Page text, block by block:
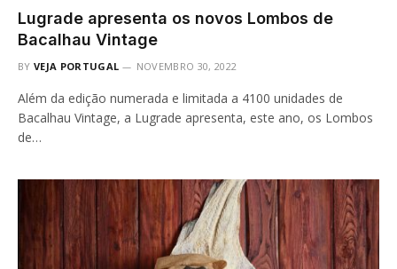
Lugrade apresenta os novos Lombos de
Bacalhau Vintage
BY VEJA PORTUGAL NOVEMBRO 30, 2022
Além da edição numerada e limitada a 4100 unidades de
Bacalhau Vintage, a Lugrade apresenta, este ano, os Lombos
de…